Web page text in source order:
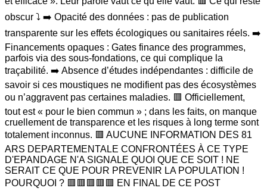
obscur ⤵️ ➡️ Opacité des données : pas de publication
transparente sur les effets écologiques ou sanitaires réels. ➡️
Financements opaques : Gates finance des programmes,
parfois via des sous-fondations, ce qui complique la
traçabilité. ➡️ Absence d’études indépendantes : difficile de
savoir si ces moustiques ne modifient pas des écosystèmes
ou n’aggravent pas certaines maladies. 🟥 Officiellement,
tout est « pour le bien commun » ; dans les faits, on manque
cruellement de transparence et les risques à long terme sont
totalement inconnus. 🟥 AUCUNE INFORMATION DES 81
ARS DEPARTEMENTALE CONFRONTÉES À CE TYPE
D'EPANDAGE N'A SIGNALE QUOI QUE CE SOIT ! NE
SERAIT CE QUE POUR PREVENIR LA POPULATION !
POURQUOI ? 🟥🟥🟥🟥🟥 EN FINAL DE CE POST